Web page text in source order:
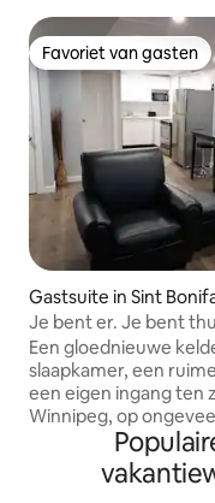
Favoriet van gasten
Favoriet van gasten
Gastsuite in Sint
Je bent er. Je bent
Een gloednieuwe
slaapkamer, een
een eigen ingang ten
Winnipeg, op
het centrum, op 5
openbaar vervoer. In
winkelcentrum, bank,